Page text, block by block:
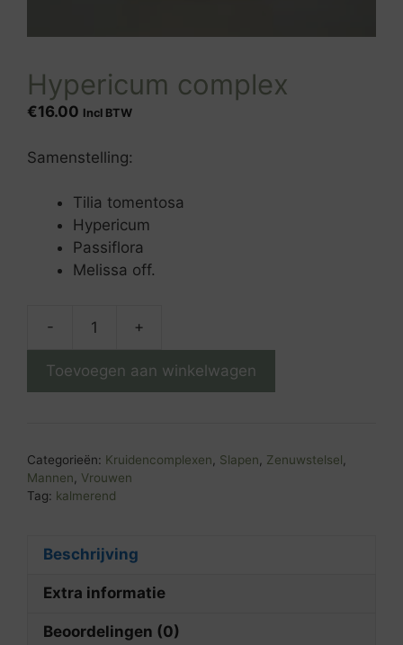
Hypericum complex
€16.00 Incl BTW
Samenstelling:
Tilia tomentosa
Hypericum
Passiflora
Melissa off.
-
aantal
+
Toevoegen aan winkelwagen
Categorieën: Kruidencomplexen Slapen Zenuwstelsel
Mannen
Vrouwen
Tag: kalmerend
Beschrijving
Extra informatie
Beoordelingen (0)